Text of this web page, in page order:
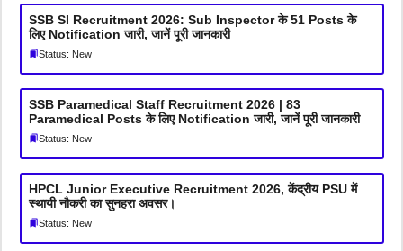
SSB SI Recruitment 2026: Sub Inspector के 51 Posts के
लिए Notification जारी, जानें पूरी जानकारी
Status: New
SSB Paramedical Staff Recruitment 2026 | 83
Paramedical Posts के लिए Notification जारी, जानें पूरी जानकारी
Status: New
HPCL Junior Executive Recruitment 2026, केंद्रीय PSU में
स्थायी नौकरी का सुनहरा अवसर।
Status: New